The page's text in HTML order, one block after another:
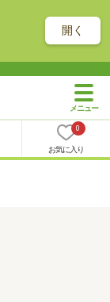
開く
0
お気に入り